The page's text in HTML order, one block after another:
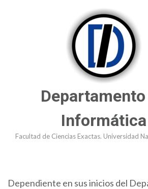
Informática
Facultad de Ciencias Exactas. Universidad
Dependiente en sus inicios del